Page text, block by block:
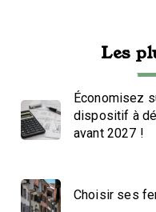
Les
Économisez
dispositif à
avant 2027 !
Choisir ses